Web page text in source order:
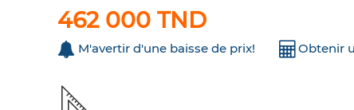
462 000 TND
M'avertir d'une baisse de prix! Obtenir